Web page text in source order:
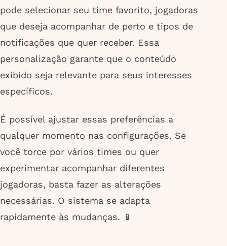
pode selecionar seu time favorito, jogadoras
que deseja acompanhar de perto e tipos de
notificações que quer receber. Essa
personalização garante que o conteúdo
exibido seja relevante para seus interesses
específicos.
É possível ajustar essas preferências a
qualquer momento nas configurações. Se
você torce por vários times ou quer
experimentar acompanhar diferentes
jogadoras, basta fazer as alterações
necessárias. O sistema se adapta
rapidamente às mudanças. 📱